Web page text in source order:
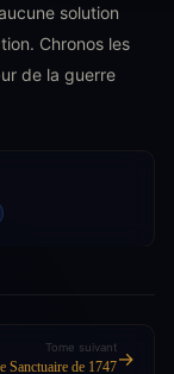
solution
Chronos les
de la guerre
Tome suivant
Sanctuaire de 1747→